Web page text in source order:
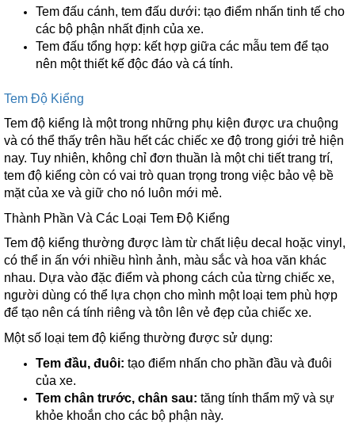
Tem đấu cánh, tem đấu dưới: tạo điểm nhấn tinh tế cho
các bộ phận nhất định của xe.
Tem đấu tổng hợp: kết hợp giữa các mẫu tem để tạo
nên một thiết kế độc đáo và cá tính.
Tem Độ Kiểng
Tem độ kiểng là một trong những phụ kiện được ưa chuộng
và có thể thấy trên hầu hết các chiếc xe độ trong giới trẻ hiện
nay. Tuy nhiên, không chỉ đơn thuần là một chi tiết trang trí,
tem độ kiểng còn có vai trò quan trọng trong việc bảo vệ bề
mặt của xe và giữ cho nó luôn mới mẻ.
Thành Phần Và Các Loại Tem Độ Kiểng
Tem độ kiểng thường được làm từ chất liệu decal hoặc vinyl,
có thể in ấn với nhiều hình ảnh, màu sắc và hoa văn khác
nhau. Dựa vào đặc điểm và phong cách của từng chiếc xe,
người dùng có thể lựa chọn cho mình một loại tem phù hợp
để tạo nên cá tính riêng và tôn lên vẻ đẹp của chiếc xe.
Một số loại tem độ kiểng thường được sử dụng:
Tem đầu, đuôi: tạo điểm nhấn cho phần đầu và đuôi
của xe.
Tem chân trước, chân sau: tăng tính thẩm mỹ và sự
khỏe khoắn cho các bộ phận này.